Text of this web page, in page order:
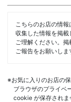
こちらのお店の情
収集した情報を掲
ご理解ください。
ご報告をお願いしま
※お気に入りのお店の
ブラウザのプライベ
cookie が保存されま